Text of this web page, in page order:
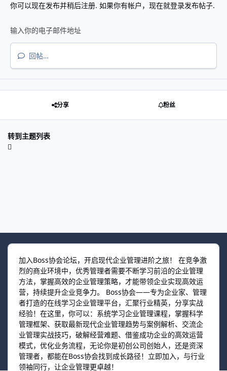
你可以现在发布并稍后注册. 如果你有帐户， 现在就登录发布帖子.
回帖…
分享 粉丝
转到主题列表
加入Boss协会论坛，开启现代企业管理进阶之旅！ 在竞争激
烈的商业环境中，优秀管理者需要不断学习前沿的企业管理
方法，掌握高效的企业管理策略，才能带领企业实现高效运
营，持续提升企业竞争力。 Boss协会——专为企业家、管理
者打造的在线学习企业管理平台，汇聚行业精英，分享实战
经验！在这里，你可以：系统学习企业管理课程，掌握科学
管理框架、获取最新现代企业管理趋势与案例解析、交流企
业管理实战技巧，破解经营难题、借鉴成功企业的高效运营
模式，优化业务流程，无论你是初创公司创始人，还是资深
管理者，都能在Boss协会找到成长路径！立即加入，与行业
领袖同行，让企业管理更卓越！